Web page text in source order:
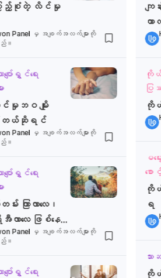
ပြည့်စုံတဲ့ လိင်မှု
Panel မှ အချက်အလက်များကို
ည်။
ာ်ရွှင်ရေး
ဘဝ မျိုး
တယ်ဆိုရင်
Panel မှ အချက်အလက်များကို
ည်။
ာ်ရွှင်ရေး
ကြာလာလေ၊
ာလေ ဖြစ်နေပြီ
Panel မှ အချက်အလက်များကို
ည်။
ာ်ရွှင်ရေး
ကျ
ကာ
ကိုယ်
ပြဿ
ကိုယ်
မ
စော
ကိုယ်
ရ
သား
ကို